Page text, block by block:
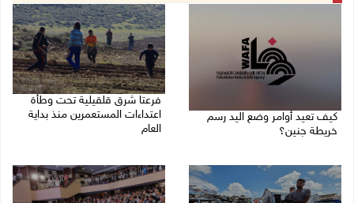
كيف تعيد أوامر وضع اليد رسم
خريطة جنين؟
فرعتا شرق قلقيلية تحت وطأة
اعتداءات المستعمرين منذ بداية
العام